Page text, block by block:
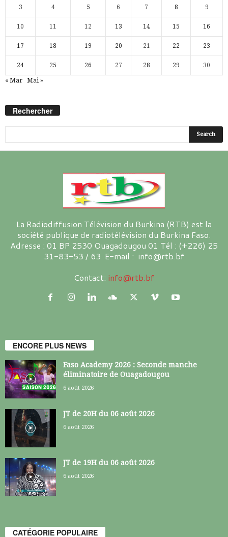
3 4 5 6 7 8 9
10 11 12 13 14 15 16
17 18 19 20 21 22 23
24 25 26 27 28 29 30
« Mar Mai »
Rechercher
La Radiodiffusion Télévision du Burkina (RTB) est la
société publique de radiotélévision du Burkina Faso.
Adresse : 01 BP 2530 Ouagadougou 01 Tél : (+226) 25
31-83-53 / 63 E-mail : info@rtb.bf
Contact: info@rtb.bf
ENCORE PLUS NEWS
Faso Academy 2026 : Seconde manche
éliminatoire de Ouagadougou
6 août 2026
JT de 20H du 06 août 2026
6 août 2026
JT de 19H du 06 août 2026
6 août 2026
CATÉGORIE POPULAIRE